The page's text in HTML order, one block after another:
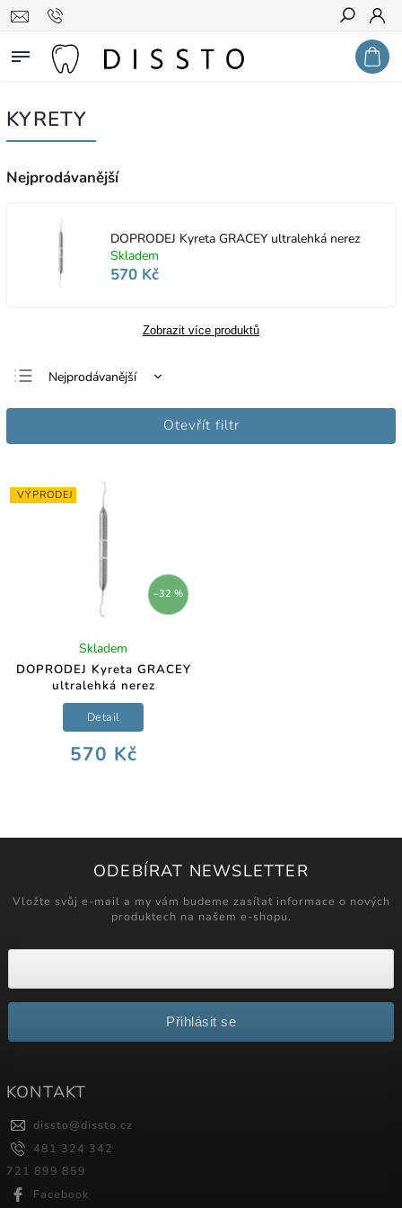
Hledat
KYRETY
Nejprodávanější
DOPRODEJ Kyreta GRACEY ultralehká nerez
Skladem
570 Kč
Zobrazit více produktů
Nejprodávanější
Nejlevnější
Otevřít filtr
VÝPRODEJ
–32 %
DOPRODEJ Kyreta GRACEY
ultralehká nerez
Skladem
570 Kč
Detail
ODEBÍRAT NEWSLETTER
Vložte svůj e-mail a my vám budeme zasílat informace o nových
produktech na našem e-shopu.
Přihlásit se
KONTAKT
dissto@dissto.cz
481 324 342
721 899 859
Facebook